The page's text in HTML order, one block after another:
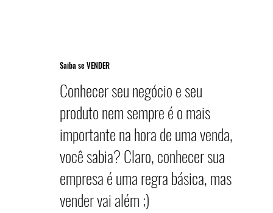
Conhecer seu negócio e seu
produto nem sempre é o mais
importante na hora de uma venda,
você sabia? Claro, conhecer sua
empresa é uma regra básica, mas
vender vai além ;)
Saiba se VENDER